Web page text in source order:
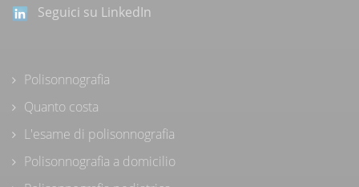
Seguici su LinkedIn
Polisonnografia
Quanto costa
L'esame di polisonnografia
Polisonnografia a domicilio